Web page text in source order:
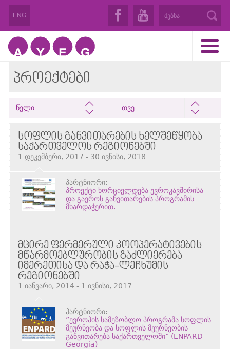
ENG
ᲞᲠᲝᲔᲥᲢᲔᲑᲘ
თვე
წელი
ᲡᲝᲤᲚᲘᲡ ᲒᲐᲜᲕᲘᲗᲐᲠᲔᲑᲘᲡ ᲮᲔᲚᲨᲔᲬᲧᲝᲑᲐ
ᲡᲐᲥᲐᲠᲗᲕᲔᲚᲝᲡ ᲠᲔᲒᲘᲝᲜᲔᲑᲨᲘ
1 დეკემბერი, 2017 - 30 ივნისი, 2018
პარტნიორი:
პროექტი ხორციელდება ევროკავშირისა
და გაეროს განვითარების პროგრამის
მხარდაჭერით.
ᲛᲪᲘᲠᲔ ᲤᲔᲠᲛᲔᲠᲣᲚᲘ ᲙᲝᲝᲞᲔᲠᲐᲢᲘᲕᲔᲑᲘᲡ
ᲛᲬᲐᲠᲛᲝᲔᲑᲚᲣᲠᲝᲑᲘᲡ ᲒᲐᲫᲚᲘᲔᲠᲔᲑᲐ
ᲘᲛᲔᲠᲔᲗᲘᲡᲐ ᲓᲐ ᲠᲐᲭᲐ-ᲚᲔᲩᲮᲣᲛᲘᲡ
ᲠᲔᲒᲘᲝᲜᲔᲑᲨᲘ
1 იანვარი, 2014 - 1 ივნისი, 2017
პარტნიორი:
”ევროპის სამეზობლო პროგრამა სოფლის
მეურნეობა და სოფლის მეურნეობის
განვითარება საქართველოში” (ENPARD
Georgia)